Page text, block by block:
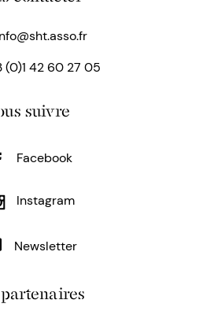
(0)1 42 60 27 05
suivre
Facebook
Instagram
Newsletter